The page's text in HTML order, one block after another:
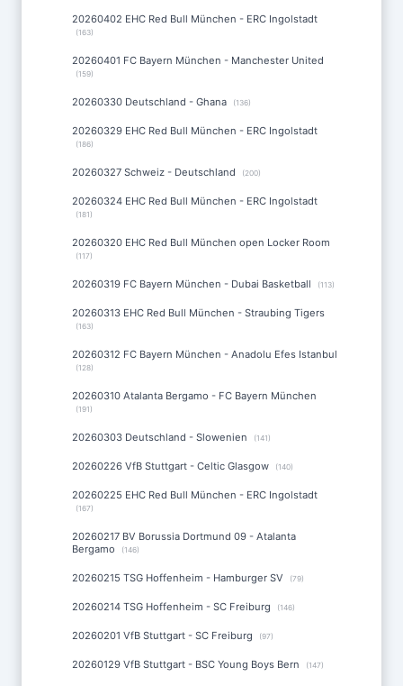
20260402 EHC Red Bull München - ERC Ingolstadt
(163)
20260401 FC Bayern München - Manchester United
(159)
20260330 Deutschland - Ghana (136)
20260329 EHC Red Bull München - ERC Ingolstadt
(186)
20260327 Schweiz - Deutschland (200)
20260324 EHC Red Bull München - ERC Ingolstadt
(181)
20260320 EHC Red Bull München open Locker Room
(117)
20260319 FC Bayern München - Dubai Basketball (113)
20260313 EHC Red Bull München - Straubing Tigers
(163)
20260312 FC Bayern München - Anadolu Efes Istanbul
(128)
20260310 Atalanta Bergamo - FC Bayern München
(191)
20260303 Deutschland - Slowenien (141)
20260226 VfB Stuttgart - Celtic Glasgow (140)
20260225 EHC Red Bull München - ERC Ingolstadt
(167)
20260217 BV Borussia Dortmund 09 - Atalanta
Bergamo
(146)
20260215 TSG Hoffenheim - Hamburger SV (79)
20260214 TSG Hoffenheim - SC Freiburg (146)
20260201 VfB Stuttgart - SC Freiburg (97)
20260129 VfB Stuttgart - BSC Young Boys Bern (147)